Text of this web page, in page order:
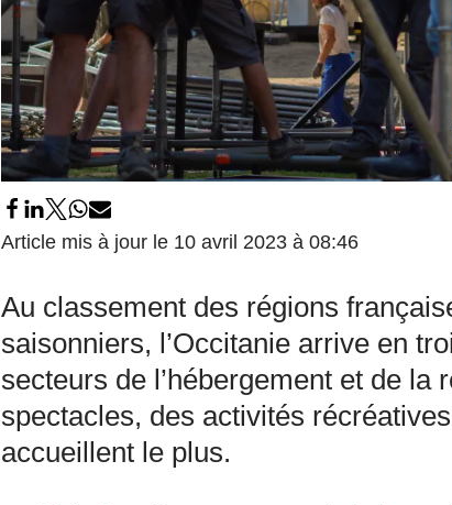
Article mis à jour le 10 avril 2023 à 08:46
Au classement des régions
saisonniers, l’Occitanie arrive en
secteurs de l’hébergement et de la
spectacles, des activités
accueillent le plus.